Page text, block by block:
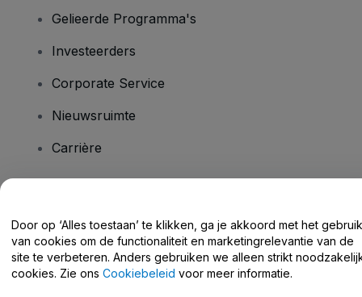
Gelieerde Programma's
Investeerders
Corporate Service
Nieuwsruimte
Carrière
Helpcentrum / Neem Contact Met Ons Op
Door op ‘Alles toestaan’ te klikken, ga je akkoord met het gebruik
van cookies om de functionaliteit en marketingrelevantie van de
site te verbeteren. Anders gebruiken we alleen strikt
cookies. Zie ons Cookiebeleid voor meer informatie.